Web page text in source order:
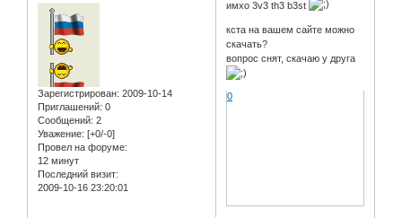
Зарегистрирован: 2009-10-14
Приглашений: 0
Сообщений: 2
Уважение: [+0/-0]
Провел на форуме:
12 минут
Последний визит:
2009-10-16 23:20:01
имхо 3v3 th3 b3st
кста на вашем сайте можно
скачать?
вопрос снят, скачаю у друга
0